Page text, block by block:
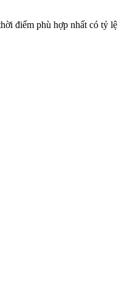
điểm phù hợp nhất có tỷ lệ